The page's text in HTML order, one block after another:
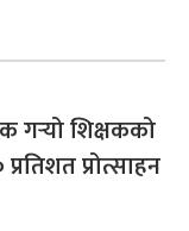
गर्‍यो शिक्षकको
प्रोत्साहन